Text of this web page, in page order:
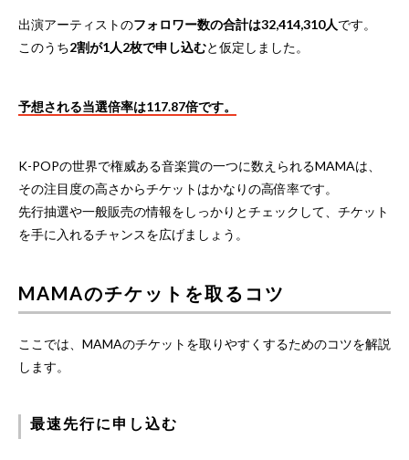
出演アーティストのフォロワー数の合計は32,414,310人です。
このうち2割が1人2枚で申し込むと仮定しました。
予想される当選倍率は117.87倍です。
K-POPの世界で権威ある音楽賞の一つに数えられるMAMAは、
その注目度の高さからチケットはかなりの高倍率です。
先行抽選や一般販売の情報をしっかりとチェックして、チケット
を手に入れるチャンスを広げましょう。
MAMAのチケットを取るコツ
ここでは、MAMAのチケットを取りやすくするためのコツを解説
します。
最速先行に申し込む